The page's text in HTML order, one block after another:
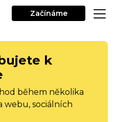
Začínáme
k
během několika
webu, sociálních